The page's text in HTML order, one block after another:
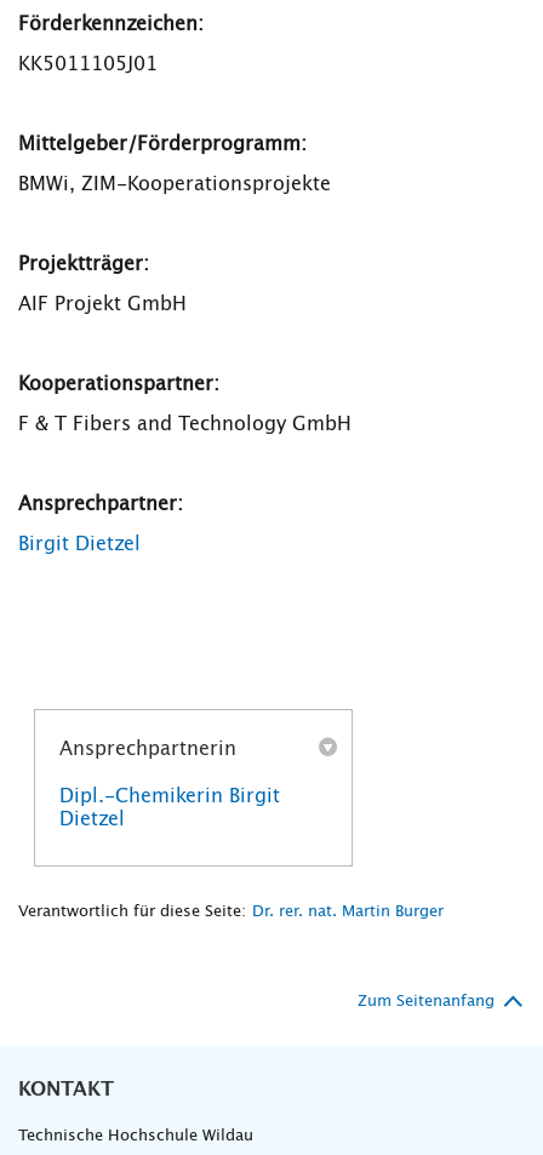
Förderkennzeichen:
KK5011105J01
Mittelgeber/Förderprogramm:
BMWi, ZIM-Kooperationsprojekte
Projektträger:
AIF Projekt GmbH
Kooperationspartner:
F & T Fibers and Technology GmbH
Ansprechpartner:
Birgit Dietzel
Ansprechpartnerin
Dipl.-Chemikerin Birgit
Dietzel
Verantwortlich für diese Seite: Dr. rer. nat. Martin Burger
Zum Seitenanfang
KONTAKT
Technische Hochschule Wildau